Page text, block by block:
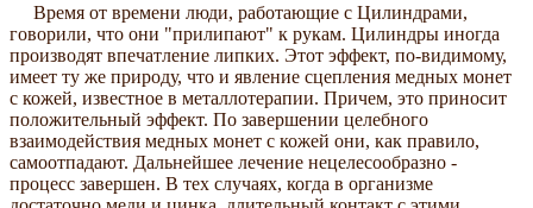
Время от времени люди, работающие с Цилиндрами,
говорили, что они "прилипают" к рукам. Цилиндры иногда
производят впечатление липких. Этот эффект, по-видимому,
имеет ту же природу, что и явление сцепления медных монет
с кожей, известное в металлотерапии. Причем, это приносит
положительный эффект. По завершении целебного
взаимодействия медных монет с кожей они, как правило,
самоотпадают. Дальнейшее лечение нецелесообразно -
процесс завершен. В тех случаях, когда в организме